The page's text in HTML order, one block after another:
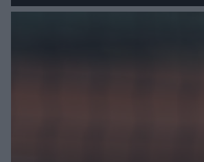
najwięcej